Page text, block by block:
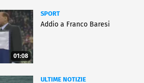
01:08
SPORT
Addio a Franco Baresi
ULTIME NOTIZIE